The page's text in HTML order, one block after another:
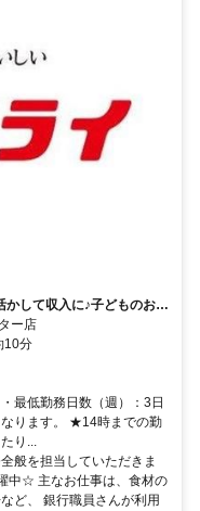
して収入に♪子どものお迎
ー店
10分
最低勤務日数（週）：3日
ります。 ★14時までの勤
り...
般を担当していただきま
中☆ 主なお仕事は、食材の
ど、 銀行職員さんが利用